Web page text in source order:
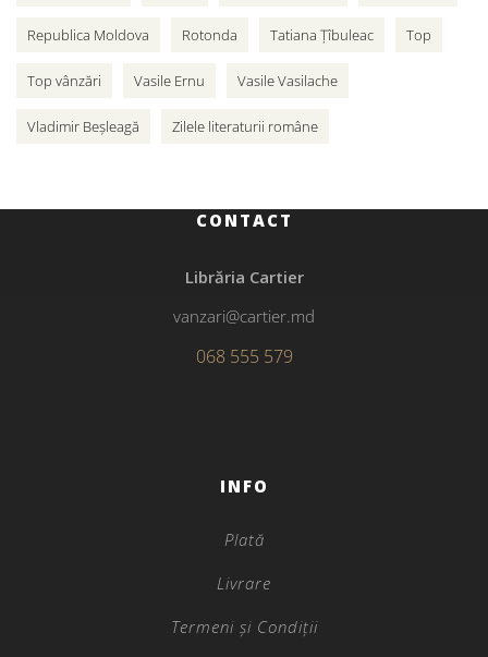
Republica Moldova Rotonda Tatiana Țîbuleac Top
Top vânzări Vasile Ernu Vasile Vasilache
Vladimir Beșleagă Zilele literaturii române
CONTACT
Librăria Cartier
vanzari@cartier.md
068 555 579
INFO
Plată
Livrare
Termeni și Condiții